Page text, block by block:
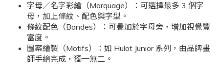
字母／名字彩繪（Marquage）：可選擇最多 3 個字
母，加上條紋、配色與字型。
條紋配色（Bandes）：可疊加於字母旁，增加視覺豐
富度。
圖案繪製（Motifs）：如 Hulot Junior 系列，由品牌畫
師手繪完成，獨一無二。